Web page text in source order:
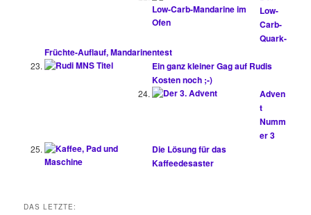
Low-
Carb-
Quark-
Früchte-Auflauf, Mandarinentest
Ein ganz kleiner Gag auf Rudis
Kosten noch ;-)
Adven
t
Numm
er 3
Die Lösung für das
Kaffeedesaster
DAS LETZTE: